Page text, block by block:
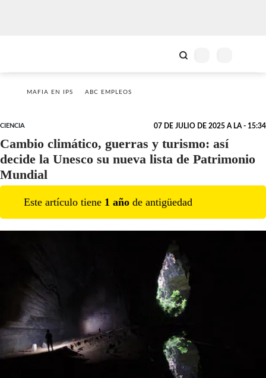
MAFIA EN IPS ABC EMPLEOS
CIENCIA 07 DE JULIO DE 2025 A LA - 15:34
Cambio climático, guerras y turismo: así
decide la Unesco su nueva lista de Patrimonio
Mundial
Este artículo tiene 1 año de antigüedad